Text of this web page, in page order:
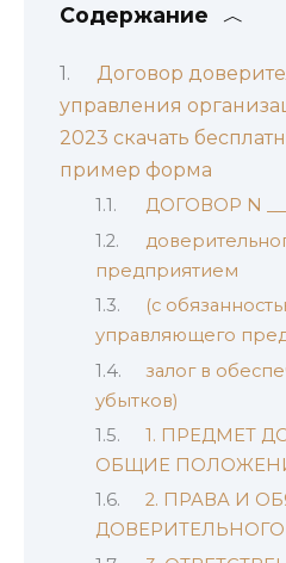
Содержание
Договор
управления
2023 скачать
пример форма
ДОГОВОР N ___
предприятием
(с
управляющего
залог в
убытков)
1. ПРЕДМЕТ
ОБЩИЕ
2. ПРАВА И